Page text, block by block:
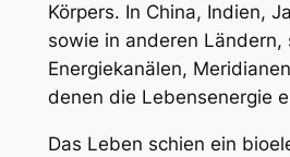
Körpers. In China, Indien,
sowie in anderen Ländern,
Energiekanälen,
denen die Lebensenergie
Das Leben schien ein